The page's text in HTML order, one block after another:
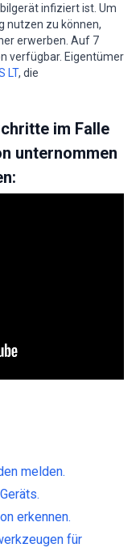
infiziert ist. Um
nutzen zu können,
erwerben. Auf 7
verfügbar. Eigentümer
LT, die
im Falle
unternommen
melden.
erkennen.
für